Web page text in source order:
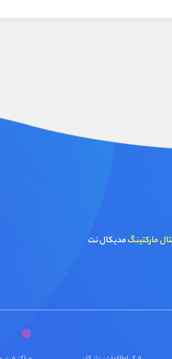
مارکتینگمدیکال نت